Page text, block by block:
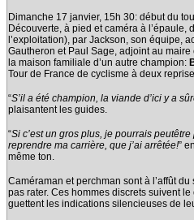
Dimanche 17 janvier, 15h 30: début du
Découverte, à pied et caméra à l’épaule,
l’exploitation), par Jackson, son équipe,
Gautheron et Paul Sage, adjoint au
la maison familiale d’un autre champion:
Tour de France de cyclisme à deux
“S’il a été champion, la viande d’ici y a
plaisantent les guides.
“Si c’est un gros plus, je pourrais
reprendre ma carrière, que j’ai arrêtée!”
même ton.
Caméraman et perchman sont à l’affût
pas rater. Ces hommes discrets suivent
guettent les indications silencieuses de